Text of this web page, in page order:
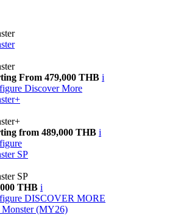
From 479,000 THB i
Discover More
from 489,000 THB i
SP
SP
THB i
DISCOVER MORE
Monster (MY26)